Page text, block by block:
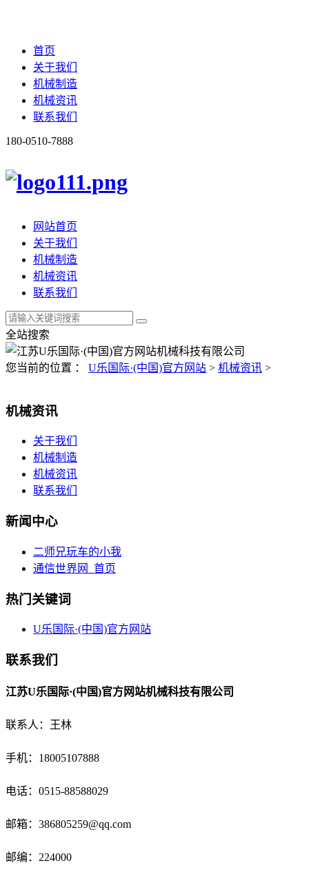
首页
关于我们
机械制造
机械资讯
联系我们
180-0510-7888
网站首页
关于我们
机械制造
机械资讯
联系我们
全站搜索
您当前的位置 ： U乐国际·(中国)官方网站 > 机械资讯 >
机械资讯
关于我们
机械制造
机械资讯
联系我们
新闻中心
二师兄玩车的小我
通信世界网_首页
热门关键词
U乐国际·(中国)官方网站
联系我们
江苏U乐国际·(中国)官方网站机械科技有限公司
联系人：王林
手机：18005107888
电话： 0515-88588029
邮箱： 386805259@qq.com
邮编：224000